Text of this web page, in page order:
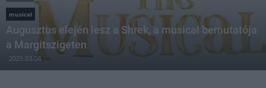
musical
Augusztus elején lesz a Shrek, a musical bemutatója
a Margitszigeten
2025.03.04